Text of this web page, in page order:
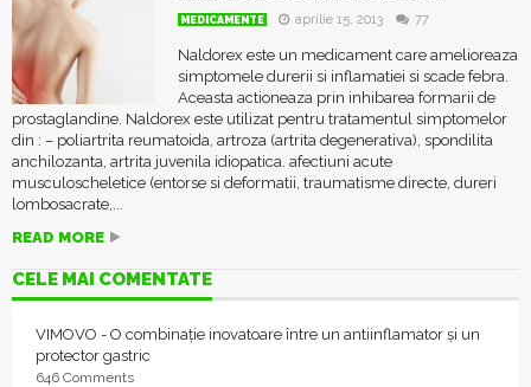
MEDICAMENTE aprilie 15, 2013 77
Naldorex este un medicament care amelioreaza
simptomele durerii si inflamatiei si scade febra.
Aceasta actioneaza prin inhibarea formarii de
prostaglandine. Naldorex este utilizat pentru tratamentul simptomelor
din : – poliartrita reumatoida, artroza (artrita degenerativa), spondilita
anchilozanta, artrita juvenila idiopatica. afectiuni acute
musculoscheletice (entorse si deformatii, traumatisme directe, dureri
lombosacrate,...
READ MORE
CELE MAI COMENTATE
VIMOVO - O combinație inovatoare între un antiinflamator și un
protector gastric
646 Comments